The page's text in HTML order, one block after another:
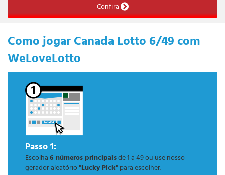
Confira
Como jogar Canada Lotto 6/49 com
WeLoveLotto
Passo 1:
Escolha6 números principaisde 1 a 49 ou use nosso
gerador aleatório"Lucky Pick"para escolher.